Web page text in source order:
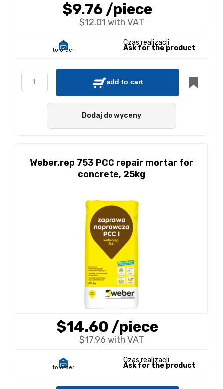
$9.76/piece
$12.01 with VAT
to order
Czas realizacji
Ask for the product
add to cart
Dodaj do wyceny
Weber.rep 753 PCC repair mortar for
concrete, 25kg
$14.60 /piece
$17.96 with VAT
to order
Czas realizacji
Ask for the product